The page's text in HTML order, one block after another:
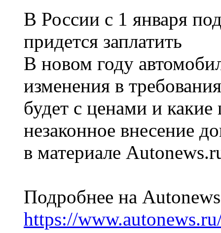
В России с 1 января
придется заплатить
В новом году
изменения в
будет с ценами и
незаконное внесение
в материале
Подробнее на
https://